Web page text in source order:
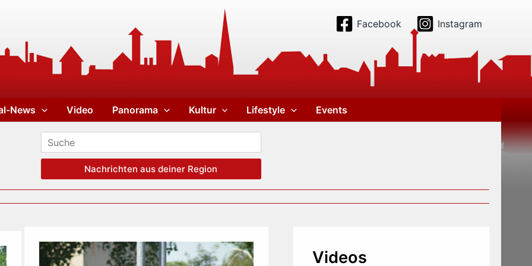
Facebook Instagram
News Video Panorama Kultur Lifestyle Events
Nachrichten aus deiner Region
Videos